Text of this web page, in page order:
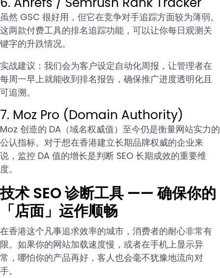
虽然 GSC 很好用，但它在竞争对手追踪方面较为薄弱。
这两款付费工具的排名追踪功能，可以让你每日观测关
键字的升跌情况。
实战建议：我们会为客户设定自动化周报，让管理者在
每周一早上就能收到排名报告，确保推广进度透明化且
可追溯。
7. Moz Pro (Domain Authority)
Moz 创造的 DA（域名权威值）至今仍是衡量网站实力的
公认指标。对于想在香港建立长期品牌权威的企业来
说，监控 DA 值的增长是判断 SEO 长期成效的重要维
度。
技术 SEO 诊断工具 —— 确保你的
「店面」运作顺畅
在香港这个凡事追求效率的城市，消费者的耐心非常有
限。如果你的网站加载速度慢，或者在手机上显示异
常，哪怕你的产品再好，客人也会毫不犹豫地流向对
手。